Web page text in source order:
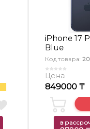
iPhone 17
Blue
Код товара:
Цена
849000 ₸
в